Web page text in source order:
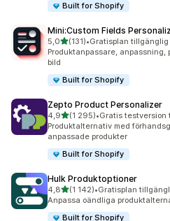
Built for Shopify
Mini:Custom Fields
5,0av 5 stjärnor
(131)
131 recensioner totalt
•Gratisplan tillgänglig
Produktanpassare,
bild
Built for Shopify
Zepto Product Personalizer
4,9av 5 stjärnor
(1 295)
1295 recensioner totalt
•Gratis testversion
Produktalternativ med
anpassade produkter
Built for Shopify
Hulk Produktoptioner
4,8av 5 stjärnor
(1 142)
1142 recensioner totalt
•Gratisplan
Anpassa oändliga
Built for Shopify